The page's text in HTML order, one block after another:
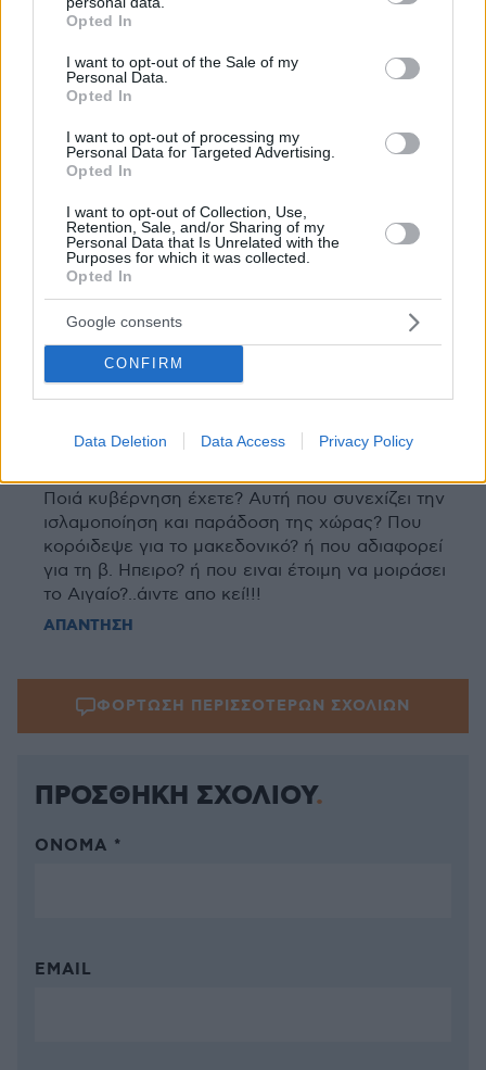
grant or deny consent to Google and its third-party tags to
use your data for below specified purposes in below Google
consent section.
Opted In
I want to opt-out of the Sale of my
Personal Data.
Opted In
I want to opt-out of processing my
Personal Data for Targeted Advertising.
Opted In
I want to opt-out of Collection, Use,
Retention, Sale, and/or Sharing of my
Personal Data that Is Unrelated with the
Purposes for which it was collected.
Opted In
Google consents
CONFIRM
Data Deletion Data Access Privacy Policy
Spayrus
08.04.2020, 20:06
Κάνω το σταυρό μου και μονολογώ, φαντάσου με
όλα αυτά πού περάσαμε το τελευταίο καιρό να μας
κυβερνούσε ο σύριζα, τπτ άλλο
ΑΠΑΝΤΗΣΗ
!!!!!!!!!!
08.04.2020, 19:56
Μή γράψει κανένας. Μην ασχολείστε αξία του δίνετε.
Έχουμε κυβέρνηση που φυσάει!! Αφήστε τον.
ΑΠΑΝΤΗΣΗ
Ποιά κυβέρνηση έχετε? Αυτή που συνεχίζει την
ισλαμοποίηση και παράδοση της χώρας? Που
κορόιδεψε για το μακεδονικό? ή που αδιαφορεί
για τη β. Ηπειρο? ή που ειναι έτοιμη να μοιράσει
το Αιγαίο?..άιντε απο κεί!!!
ΑΠΑΝΤΗΣΗ
ΦΟΡΤΩΣΗ ΠΕΡΙΣΣΟΤΕΡΩΝ ΣΧΟΛΙΩΝ
ΠΡΟΣΘΗΚΗ ΣΧΟΛΙΟΥ
ΌΝΟΜΑ *
EMAIL